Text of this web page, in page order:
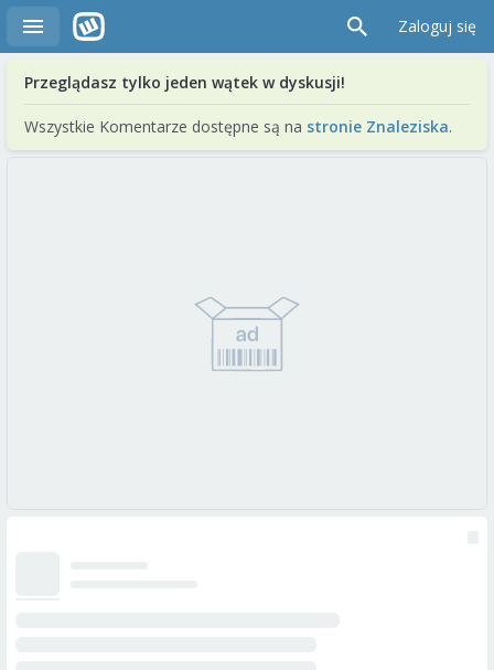
Zaloguj się
Przeglądasz tylko jeden wątek w dyskusji!
Wszystkie Komentarze dostępne są na stronie Znaleziska.